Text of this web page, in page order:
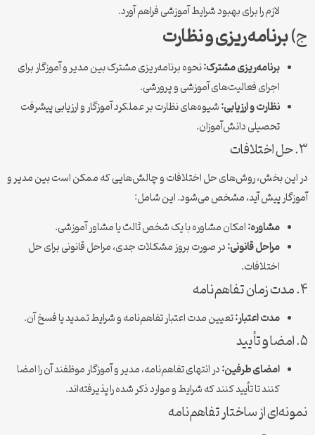
لازم را برای بهبود شرایط آموزشی فراهم آورد.
ج)برنامه‌ریزی و نظارت
برنامه‌ریزی مشترک:نحوه برنامه‌ریزی مشترک بین مدیر و آموزگار برای
اجرای فعالیت‌های آموزشی و پرورشی.
نظارت و ارزیابی:شیوه‌های نظارت بر عملکرد آموزگار و ارزیابی پیشرفت
تحصیلی دانش‌آموزان.
۳. حل اختلافات
در این بخش، روش‌های حل اختلافات و چالش‌هایی که ممکن است بین مدیر و
آموزگار پیش آید، مشخص می‌شود. این شامل:
مشاوره:امکان مشاوره با یک شخص ثالث یا مشاور آموزشی.
مراحل قانونی:در صورت بروز مشکلات جدی، مراحل قانونی برای حل
اختلافات.
۴. مدت زمان تفاهم‌نامه
مدت اعتبار:تعیین مدت اعتبار تفاهم‌نامه و شرایط تمدید یا فسخ آن.
۵. امضا و تأیید
امضای طرفین:در انتهای تفاهم‌نامه، مدیر و آموزگار موظفند آن را امضا
کنند تا تأیید کنند که شرایط و موارد ذکر شده را پذیرفته‌اند.
نمونه‌ای از ساختار تفاهم‌نامه